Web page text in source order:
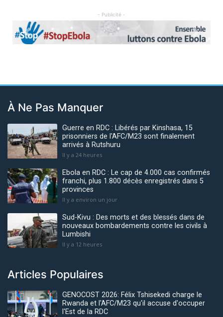
- Publicité -
Previous Next
À Ne Pas Manquer
Guerre en RDC : Libérés par Kinshasa, 15
prisonniers de l'AFC/M23 sont finalement
arrivés à Rutshuru
Il y a 24 heures
Ebola en RDC : Le cap de 4.000 cas confirmés
franchi, plus 1.800 décès enregistrés dans 5
provinces
Il y a environ un jour
Sud-Kivu : Des morts et des blessés dans de
nouveaux bombardements contre les civils à
Lumbishi
Il y a 12 heures
Articles Populaires
GENOCOST 2026: Félix Tshisekedi charge le
Rwanda et l'AFC/M23 qu'il accuse d'occuper
l'Est de la RDC